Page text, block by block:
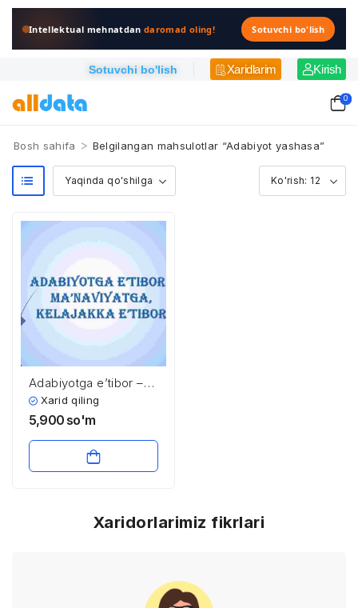
Intellektual mehnatdandaromad oling! Sotuvchi bo'lish
Sotuvchi bo'lish Xaridlarim Kirish
0
Bosh sahifa > Belgilangan mahsulotlar “Adabiyot yashasa”
Adabiyotga e’tibor –
ma’naviyatga,
kelajakka e’tibor
Xarid qiling
5,900 so'm
Xaridorlarimiz fikrlari